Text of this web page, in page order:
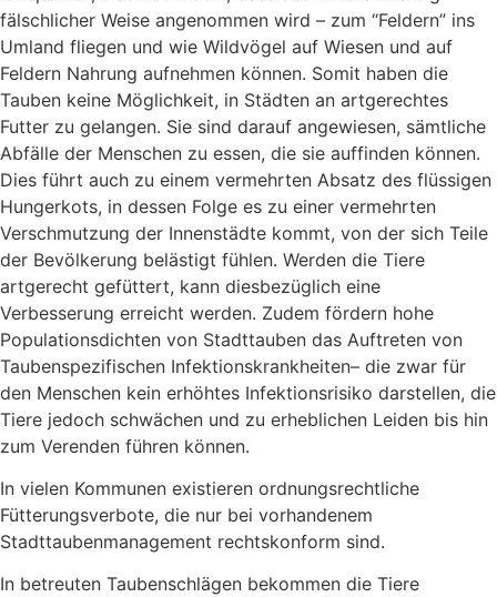
fälschlicher Weise angenommen wird – zum “Feldern” ins
Umland fliegen und wie Wildvögel auf Wiesen und auf
Feldern Nahrung aufnehmen können. Somit haben die
Tauben keine Möglichkeit, in Städten an artgerechtes
Futter zu gelangen. Sie sind darauf angewiesen, sämtliche
Abfälle der Menschen zu essen, die sie auffinden können.
Dies führt auch zu einem vermehrten Absatz des flüssigen
Hungerkots, in dessen Folge es zu einer vermehrten
Verschmutzung der Innenstädte kommt, von der sich Teile
der Bevölkerung belästigt fühlen. Werden die Tiere
artgerecht gefüttert, kann diesbezüglich eine
Verbesserung erreicht werden. Zudem fördern hohe
Populationsdichten von Stadttauben das Auftreten von
Taubenspezifischen Infektionskrankheiten– die zwar für
den Menschen kein erhöhtes Infektionsrisiko darstellen, die
Tiere jedoch schwächen und zu erheblichen Leiden bis hin
zum Verenden führen können.
In vielen Kommunen existieren ordnungsrechtliche
Fütterungsverbote, die nur bei vorhandenem
Stadttaubenmanagement rechtskonform sind.
In betreuten Taubenschlägen bekommen die Tiere